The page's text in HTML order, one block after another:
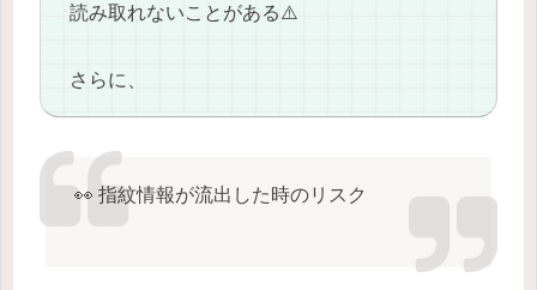
読み取れないことがある⚠️
さらに、
👀 指紋情報が流出した時のリスク